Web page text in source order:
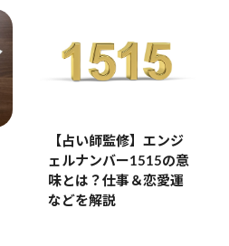
【占い師監修】エンジ
ェルナンバー1515の意
味とは？仕事＆恋愛運
などを解説